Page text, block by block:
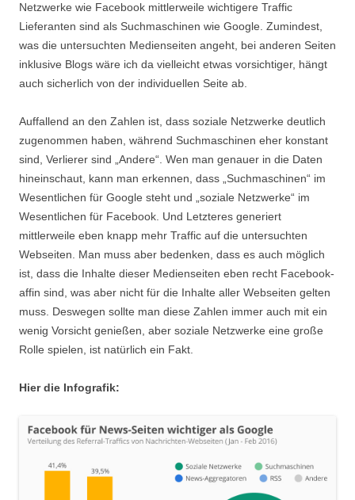
Netzwerke wie Facebook mittlerweile wichtigere Traffic
Lieferanten sind als Suchmaschinen wie Google. Zumindest,
was die untersuchten Medienseiten angeht, bei anderen Seiten
inklusive Blogs wäre ich da vielleicht etwas vorsichtiger, hängt
auch sicherlich von der individuellen Seite ab.
Auffallend an den Zahlen ist, dass soziale Netzwerke deutlich
zugenommen haben, während Suchmaschinen eher konstant
sind, Verlierer sind „Andere“. Wen man genauer in die Daten
hineinschaut, kann man erkennen, dass „Suchmaschinen“ im
Wesentlichen für Google steht und „soziale Netzwerke“ im
Wesentlichen für Facebook. Und Letzteres generiert
mittlerweile eben knapp mehr Traffic auf die untersuchten
Webseiten. Man muss aber bedenken, dass es auch möglich
ist, dass die Inhalte dieser Medienseiten eben recht Facebook-
affin sind, was aber nicht für die Inhalte aller Webseiten gelten
muss. Deswegen sollte man diese Zahlen immer auch mit ein
wenig Vorsicht genießen, aber soziale Netzwerke eine große
Rolle spielen, ist natürlich ein Fakt.
Hier die Infografik: